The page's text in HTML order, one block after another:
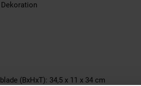
(BxHxT): 34,5 x 11 x 34 cm